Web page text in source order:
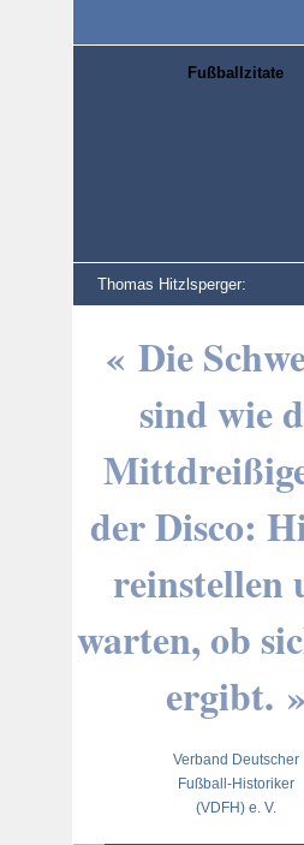
Fußballzitate
Thomas Hitzlsperger:
« Die
sind wie
der Disco:
reinstellen
warten, ob
ergibt. »
Verband Deutscher
Fußball-Historiker
(VDFH) e. V.